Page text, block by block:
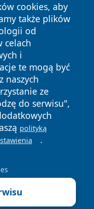
cookies, aby
także plików
od
celach
i
te mogą być
naszych
ze
do serwisu",
polityką
.
Wszystkie prawa
Polityka
Cookies